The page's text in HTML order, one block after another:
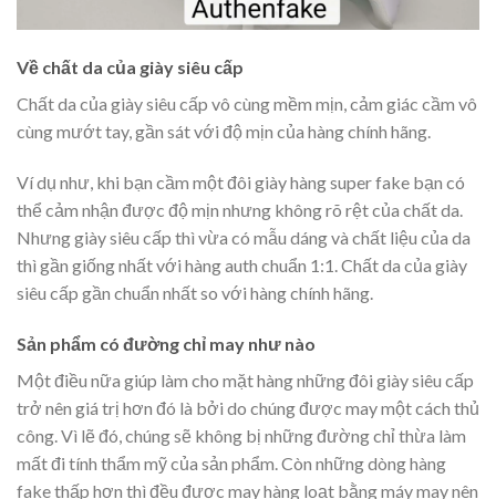
Về chất da của giày siêu cấp
Chất da của giày siêu cấp vô cùng mềm mịn, cảm giác cầm vô
cùng mướt tay, gần sát với độ mịn của hàng chính hãng.
Ví dụ như, khi bạn cầm một đôi giày hàng super fake bạn có
thể cảm nhận được độ mịn nhưng không rõ rệt của chất da.
Nhưng giày siêu cấp thì vừa có mẫu dáng và chất liệu của da
thì gần giống nhất với hàng auth chuẩn 1:1. Chất da của giày
siêu cấp gần chuẩn nhất so với hàng chính hãng.
Sản phẩm có đường chỉ may như nào
Một điều nữa giúp làm cho mặt hàng những đôi giày siêu cấp
trở nên giá trị hơn đó là bởi do chúng được may một cách thủ
công. Vì lẽ đó, chúng sẽ không bị những đường chỉ thừa làm
mất đi tính thẩm mỹ của sản phẩm. Còn những dòng hàng
fake thấp hơn thì đều được may hàng loạt bằng máy may nên